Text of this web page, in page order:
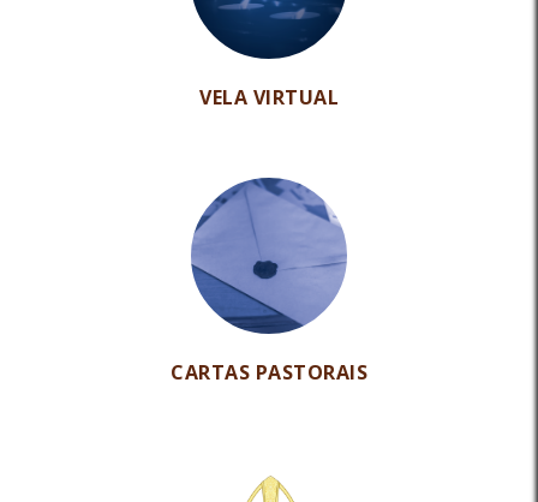
VELA VIRTUAL
CARTAS PASTORAIS